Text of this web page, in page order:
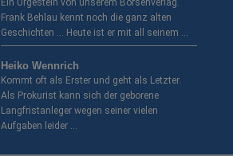
Ein Urgestein von unserem Börsenverlag.
Frank Behlau kennt noch die ganz alten
Geschichten … Heute ist er mit all seinem …
Heiko Wennrich
Kommt oft als Erster und geht als Letzter.
Als Prokurist kann sich der geborene
Langfristanleger wegen seiner vielen
Aufgaben leider …